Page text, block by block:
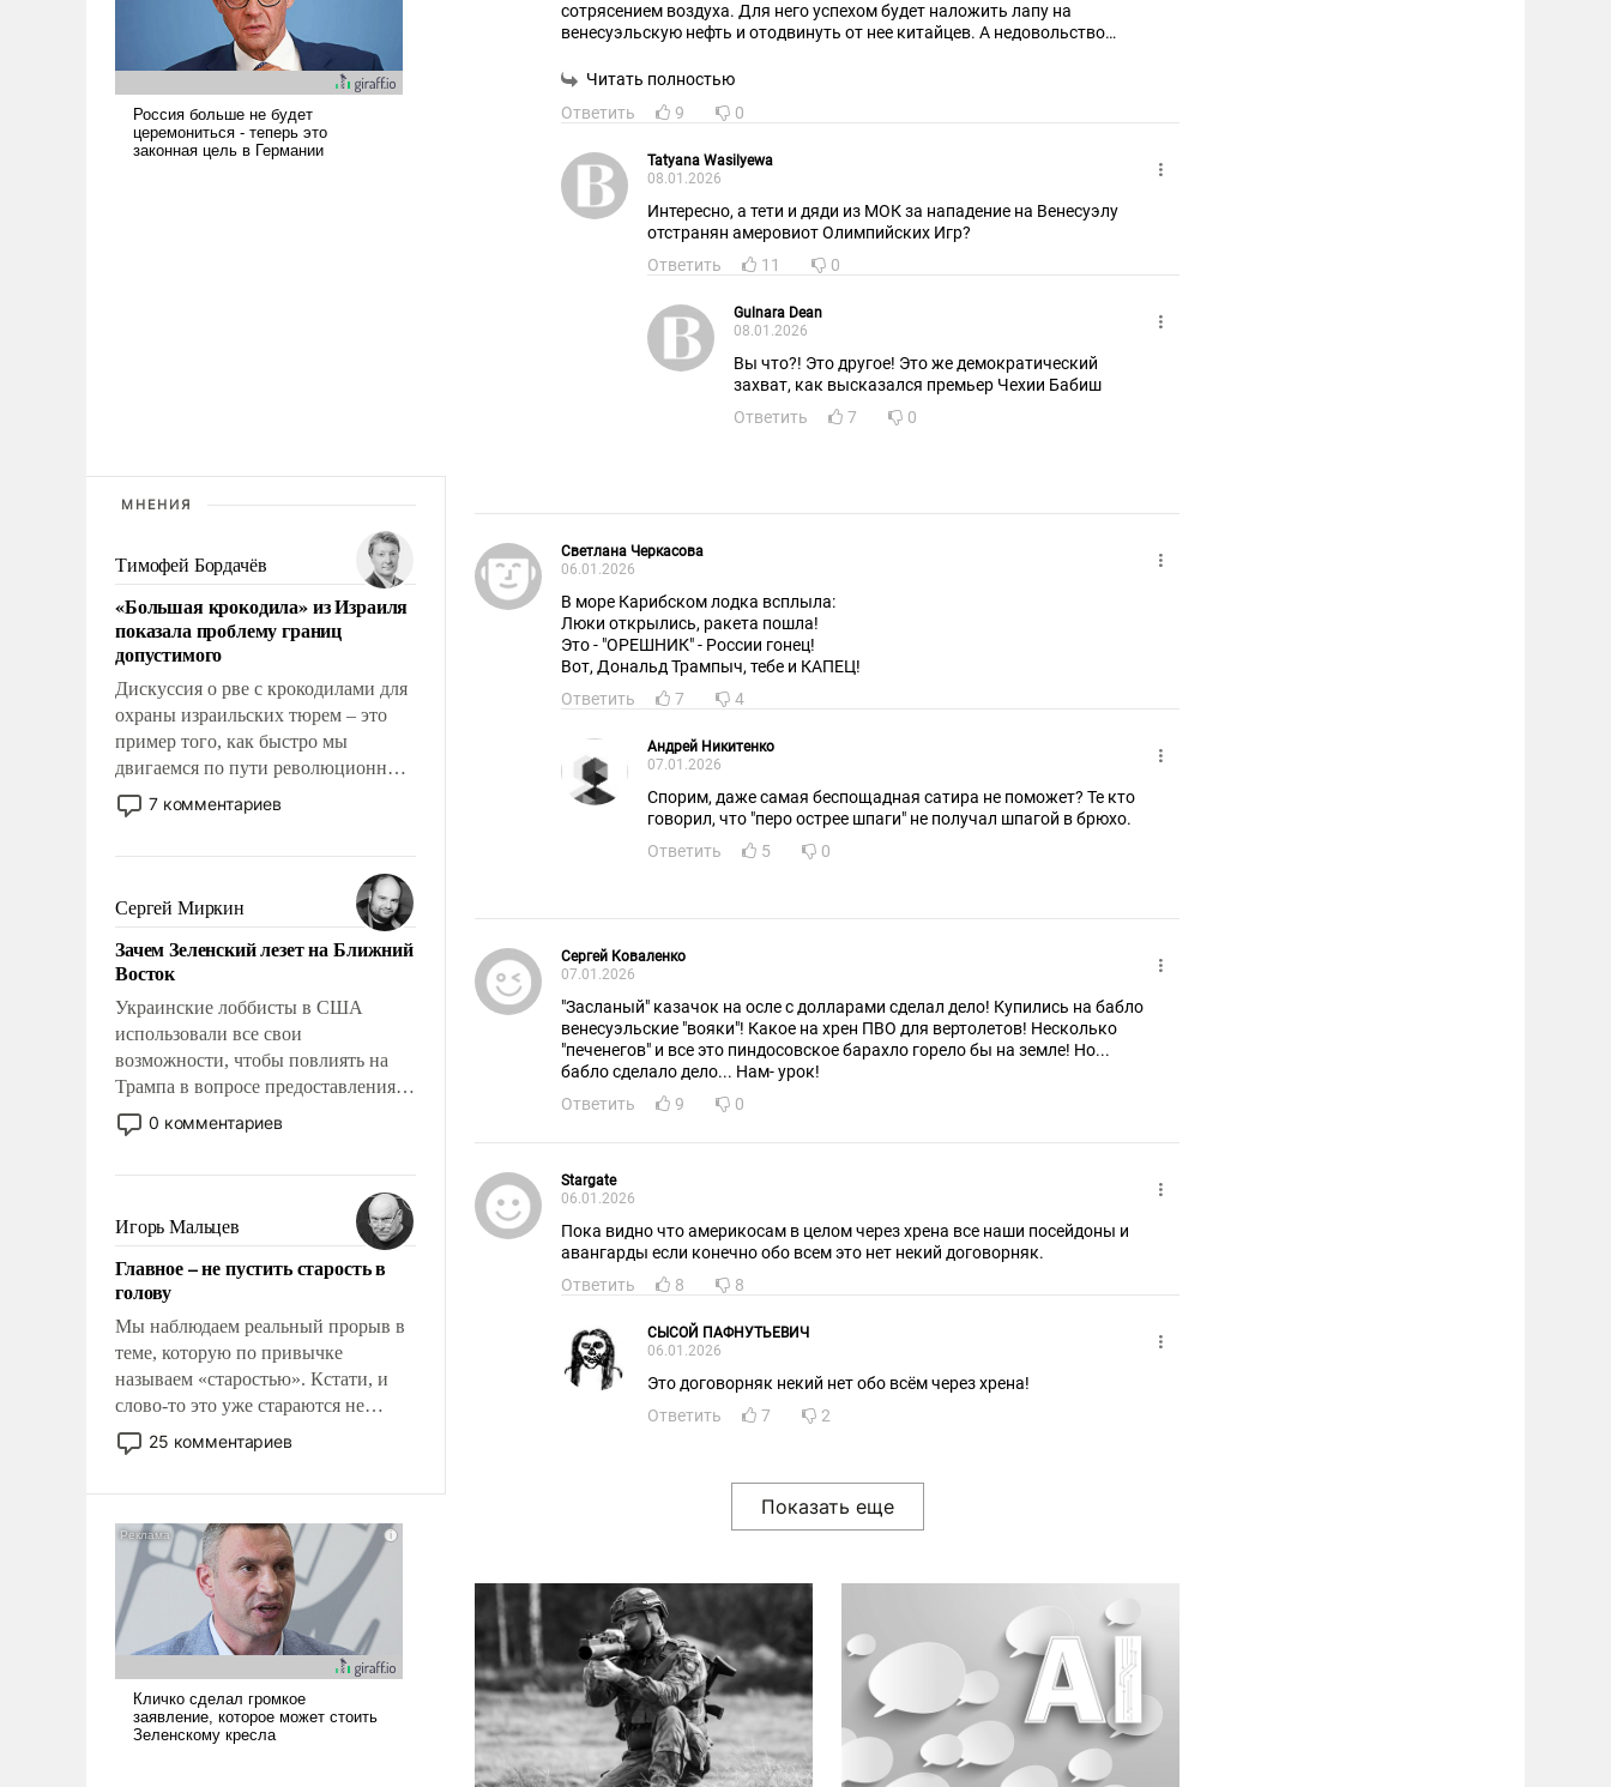
МНЕНИЯ
Тимофей Бордачёв
«Большая крокодила» из Израиля
показала проблему границ
допустимого
Дискуссия о рве с крокодилами для
охраны израильских тюрем – это
пример того, как быстро мы
двигаемся по пути революционных
изменений. То, что несколько лет
назад было образом для
7 комментариев
Сергей Миркин
Зачем Зеленский лезет на Ближний
Восток
Украинские лоббисты в США
использовали все свои
возможности, чтобы повлиять на
Трампа в вопросе предоставления
вооружений своим нанимателям.
Вероятно, кому-то из тех, кто
продемонстрировать, что Украина
вступила в вооруженное
противостояние с Ираном.
0 комментариев
Игорь Мальцев
Главное – не пустить старость в
голову
Мы наблюдаем реальный прорыв в
теме, которую по привычке
называем «старостью». Кстати, и
слово-то это уже стараются не
использовать – так же, как «бабка»,
«дед», – хотя бы в образованной
25 комментариев
сотрясением воздуха. Для него успехом будет наложить лапу на
венесуэльскую нефть и отодвинуть от нее китайцев. А недовольство
Читать полностью
Ответить
9 0
Tatyana Wasilyewa
08.01.2026
Интересно, а тети и дяди из МОК за нападение на Венесуэлу
отстранян амеровиот Олимпийских Игр?
Ответить
11 0
Gulnara Dean
08.01.2026
Вы что?! Это другое! Это же демократический
захват, как высказался премьер Чехии Бабиш
Ответить
7 0
Светлана Черкасова
06.01.2026
В море Карибском лодка всплыла:
Люки открылись, ракета пошла!
Это - "ОРЕШНИК" - России гонец!
Вот, Дональд Трампыч, тебе и КАПЕЦ!
Ответить
7 4
Андрей Никитенко
07.01.2026
Спорим, даже самая беспощадная сатира не поможет? Те кто
говорил, что "перо острее шпаги" не получал шпагой в брюхо.
Ответить
5 0
Сергей Коваленко
07.01.2026
"Засланый" казачок на осле с долларами сделал дело! Купились на бабло
венесуэльские "вояки"! Какое на хрен ПВО для вертолетов! Несколько
"печенегов" и все это пиндосовское барахло горело бы на земле! Но...
бабло сделало дело... Нам- урок!
Ответить
9 0
Stargate
06.01.2026
Пока видно что америкосам в целом через хрена все наши посейдоны и
авангарды если конечно обо всем это нет некий договорняк.
Ответить
8 8
СЫСОЙ ПАФНУТЬЕВИЧ
06.01.2026
Это договорняк некий нет обо всём через хрена!
Ответить
7 2